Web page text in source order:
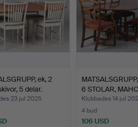
ek, 2
5 delar.
23 jul 2025
6 STOLAR,
EN…
Klubbades 14 jul
4 bud
106 USD